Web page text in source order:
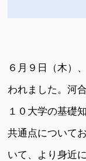
６月９日（木）
われました。河
１０大学の基礎
共通点について
いて、より身近